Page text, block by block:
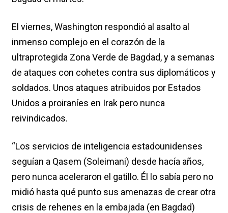
El viernes, Washington respondió al asalto al
inmenso complejo en el corazón de la
ultraprotegida Zona Verde de Bagdad, y a semanas
de ataques con cohetes contra sus diplomáticos y
soldados. Unos ataques atribuidos por Estados
Unidos a proiraníes en Irak pero nunca
reivindicados.
“Los servicios de inteligencia estadounidenses
seguían a Qasem (Soleimani) desde hacía años,
pero nunca aceleraron el gatillo. Él lo sabía pero no
midió hasta qué punto sus amenazas de crear otra
crisis de rehenes en la embajada (en Bagdad)